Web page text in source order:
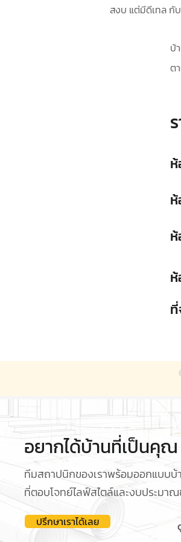
สงบ แต่มีดีเทล กั
บ้
ต
อยากได้บ้านที่เป็นคุณ
ทีมสถาปนิกของเราพร้อมออกแบบบ้
ที่ตอบโจทย์ไลฟ์สไตล์และงบประมา
ปรึกษาเราได้เลย